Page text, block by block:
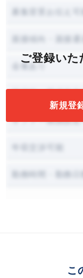
ご登録いた
新規登
会食あり
オファー面談設定
こ